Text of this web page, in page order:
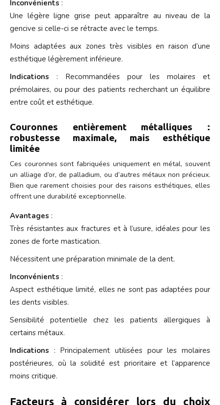
Inconvénients :
Une légère ligne grise peut apparaître au niveau de la
gencive si celle-ci se rétracte avec le temps.
Moins adaptées aux zones très visibles en raison d’une
esthétique légèrement inférieure.
Indications : Recommandées pour les molaires et
prémolaires, ou pour des patients recherchant un équilibre
entre coût et esthétique.
Couronnes entièrement métalliques :
robustesse maximale, mais esthétique
limitée
Ces couronnes sont fabriquées uniquement en métal, souvent
un alliage d’or, de palladium, ou d’autres métaux non précieux.
Bien que rarement choisies pour des raisons esthétiques, elles
offrent une durabilité exceptionnelle.
Avantages :
Très résistantes aux fractures et à l’usure, idéales pour les
zones de forte mastication.
Nécessitent une préparation minimale de la dent.
Inconvénients :
Aspect esthétique limité, elles ne sont pas adaptées pour
les dents visibles.
Sensibilité potentielle chez les patients allergiques à
certains métaux.
Indications : Principalement utilisées pour les molaires
postérieures, où la solidité est prioritaire et l’apparence
moins critique.
Facteurs à considérer lors du choix